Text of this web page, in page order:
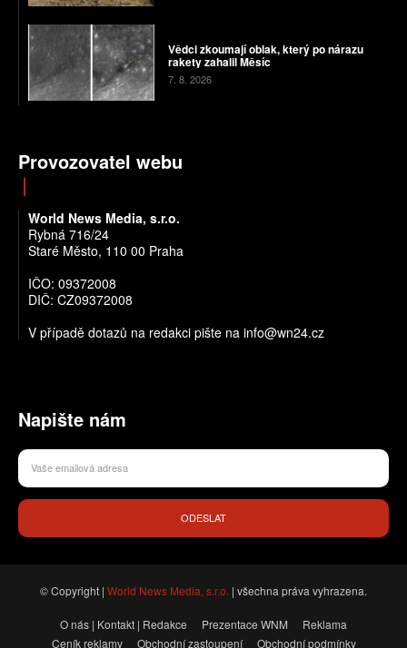
Vědci zkoumají oblak, který po nárazu
rakety zahalil Měsíc
7. 8. 2026
Provozovatel webu
World News Media, s.r.o.
Rybná 716/24
Staré Město, 110 00 Praha
IČO: 09372008
DIČ: CZ09372008
V případě dotazů na redakci pište na info@wn24.cz
Napište nám
ODESLAT
© Copyright | World News Media, s.r.o. | všechna práva vyhrazena.
O nás | Kontakt | Redakce Prezentace WNM
Reklama
Ceník reklamy
Obchodní zastoupení Obchodní podmínky